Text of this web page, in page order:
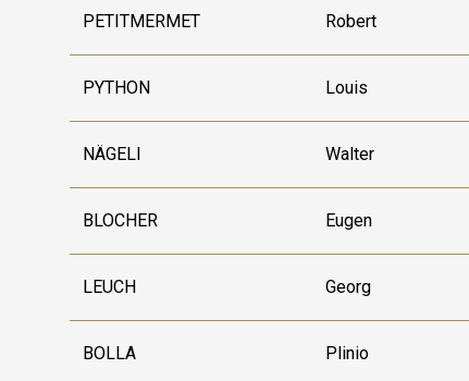
PETITMERMET Robert
PYTHON Louis
NÄGELI Walter
BLOCHER Eugen
LEUCH Georg
BOLLA Plinio